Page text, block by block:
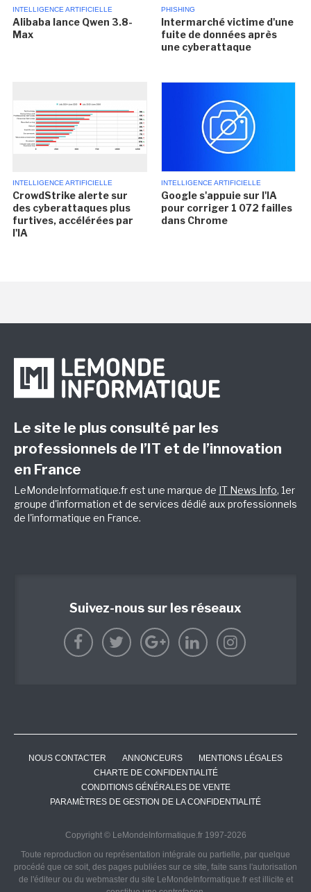
INTELLIGENCE ARTIFICIELLE
Alibaba lance Qwen 3.8-
Max
PHISHING
Intermarché victime d'une
fuite de données après
une cyberattaque
INTELLIGENCE ARTIFICIELLE
CrowdStrike alerte sur
des cyberattaques plus
furtives, accélérées par
l'IA
INTELLIGENCE ARTIFICIELLE
Google s'appuie sur l'IA
pour corriger 1 072 failles
dans Chrome
Le site le plus consulté par les
professionnels de l’IT et de l’innovation
en France
LeMondeInformatique.fr est une marque de IT News Info, 1er
groupe d'information et de services dédié aux professionnels
de l'informatique en France.
Suivez-nous sur les réseaux
NOUS CONTACTER ANNONCEURS
MENTIONS LÉGALES
CHARTE DE CONFIDENTIALITÉ
CONDITIONS GÉNÉRALES DE VENTE
PARAMÈTRES DE GESTION DE LA CONFIDENTIALITÉ
Copyright © LeMondeInformatique.fr 1997-2026
Toute reproduction ou représentation intégrale ou partielle, par quelque
procédé que ce soit, des pages publiées sur ce site, faite sans l'autorisation
de l'éditeur ou du webmaster du site LeMondeInformatique.fr est illicite et